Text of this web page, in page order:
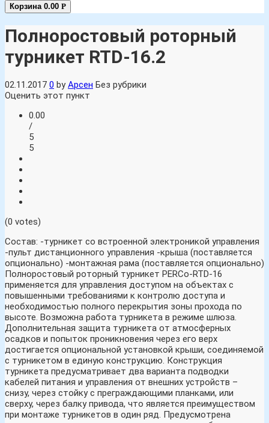
Корзина 0.00 Р
Полноростовый роторный
турникет RTD-16.2
02.11.2017 0 byАрсен Без рубрики
Оценить этот пункт
0.00
/
5
5
(0 votes)
Состав: -турникет со встроенной электроникой управления
-пульт дистанционного управления -крыша (поставляется
опционально) -монтажная рама (поставляется опционально)
Полноростовый роторный турникет PERCo-RTD-16
применяется для управления доступом на объектах с
повышенными требованиями к контролю доступа и
необходимостью полного перекрытия зоны прохода по
высоте. Возможна работа турникета в режиме шлюза.
Дополнительная защита турникета от атмосферных
осадков и попыток проникновения через его верх
достигается опциональной установкой крыши, соединяемой
с турникетом в единую конструкцию. Конструкция
турникета предусматривает два варианта подводки
кабелей питания и управления от внешних устройств –
снизу, через стойку с преграждающими планками, или
сверху, через балку привода, что является преимуществом
при монтаже турникетов в один ряд. Предусмотрена